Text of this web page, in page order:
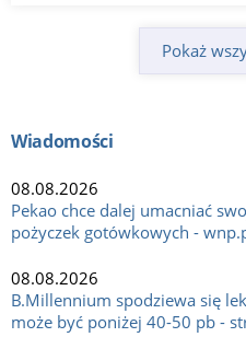
Pokaż
Wiadomości
08.08.2026
Pekao chce dalej umacniać
pożyczek gotówkowych -
08.08.2026
B.Millennium spodziewa się
może być poniżej 40-50 pb -